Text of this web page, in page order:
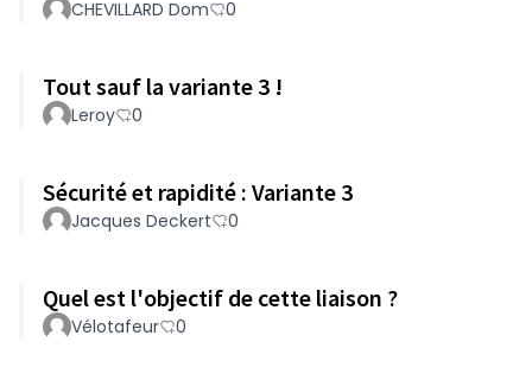
CHEVILLARD Dom 0
Tout sauf la variante 3 !
Leroy 0
Sécurité et rapidité : Variante 3
Jacques Deckert 0
Quel est l'objectif de cette liaison ?
Vélotafeur 0